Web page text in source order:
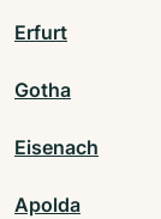
Erfurt
Gotha
Eisenach
Apolda